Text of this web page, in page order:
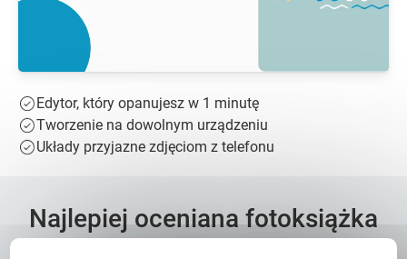
Edytor, który opanujesz w 1 minutę
Tworzenie na dowolnym urządzeniu
Układy przyjazne zdjęciom z telefonu
Najlepiej oceniana fotoksiążka
w Polsce